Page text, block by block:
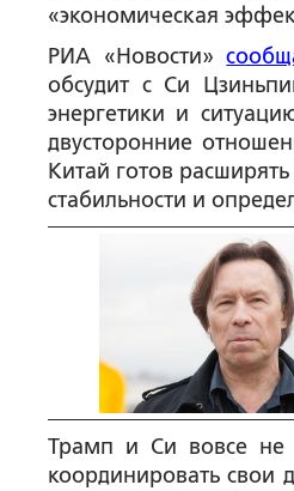
«экономическая
РИА «Новости»
обсудит с Си
энергетики и
двусторонние
Китай готов
стабильности и
Трамп и Си вовсе не
координировать свои